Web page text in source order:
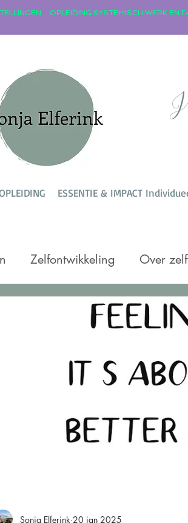
ESSENTIE & IMPACT
Zelfontwikkeling Over
Sonja Elferink 20 jan 2025